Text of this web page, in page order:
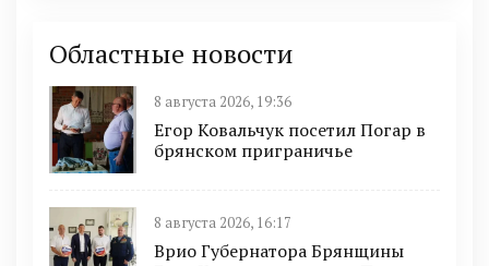
Областные новости
8 августа 2026, 19:36
Егор Ковальчук посетил Погар в
брянском приграничье
8 августа 2026, 16:17
Врио Губернатора Брянщины